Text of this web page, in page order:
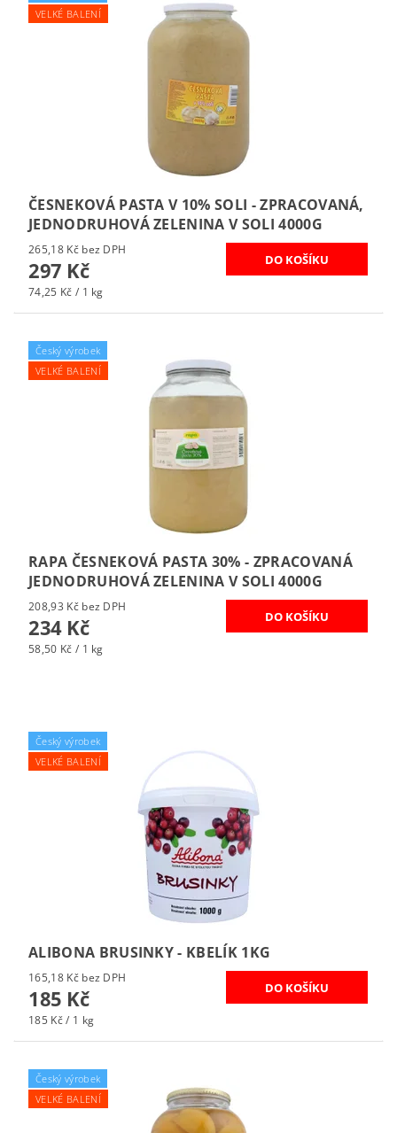
VELKÉ BALENÍ
ČESNEKOVÁ PASTA V 10% SOLI - ZPRACOVANÁ,
JEDNODRUHOVÁ ZELENINA V SOLI 4000G
265,18 Kč bez DPH
297 Kč
74,25 Kč / 1 kg
Český výrobek
VELKÉ BALENÍ
RAPA ČESNEKOVÁ PASTA 30% - ZPRACOVANÁ
JEDNODRUHOVÁ ZELENINA V SOLI 4000G
208,93 Kč bez DPH
234 Kč
58,50 Kč / 1 kg
Český výrobek
VELKÉ BALENÍ
ALIBONA BRUSINKY - KBELÍK 1KG
165,18 Kč bez DPH
185 Kč
185 Kč / 1 kg
Český výrobek
VELKÉ BALENÍ